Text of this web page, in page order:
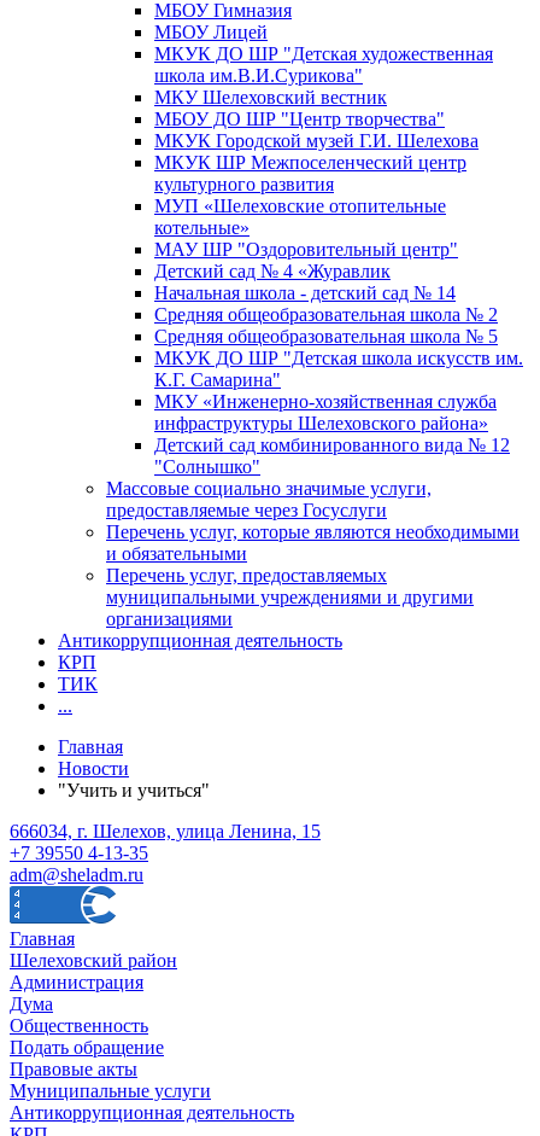
МБОУ Гимназия
МБОУ Лицей
МКУК ДО ШР "Детская художественная
школа им.В.И.Сурикова"
МКУ Шелеховский вестник
МБОУ ДО ШР "Центр творчества"
МКУК Городской музей Г.И. Шелехова
МКУК ШР Межпоселенческий центр
культурного развития
МУП «Шелеховские отопительные
котельные»
МАУ ШР "Оздоровительный центр"
Детский сад № 4 «Журавлик
Начальная школа - детский сад № 14
Средняя общеобразовательная школа № 2
Средняя общеобразовательная школа № 5
МКУК ДО ШР "Детская школа искусств им.
К.Г. Самарина"
МКУ «Инженерно-хозяйственная служба
инфраструктуры Шелеховского района»
Детский сад комбинированного вида № 12
"Солнышко"
Массовые социально значимые услуги,
предоставляемые через Госуслуги
Перечень услуг, которые являются необходимыми
и обязательными
Перечень услуг, предоставляемых
муниципальными учреждениями и другими
организациями
Антикоррупционная деятельность
КРП
ТИК
...
Главная
Новости
"Учить и учиться"
666034, г. Шелехов, улица Ленина, 15
+7 39550 4-13-35
adm@sheladm.ru
Главная
Шелеховский район
Администрация
Дума
Общественность
Подать обращение
Правовые акты
Муниципальные услуги
Антикоррупционная деятельность